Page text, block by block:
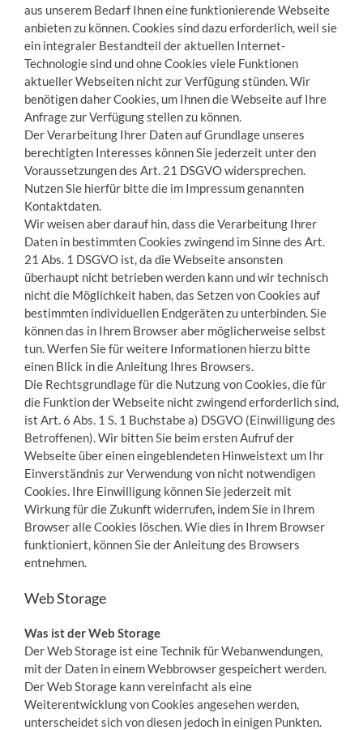
aus unserem Bedarf Ihnen eine funktionierende Webseite
anbieten zu können. Cookies sind dazu erforderlich, weil sie
ein integraler Bestandteil der aktuellen Internet-
Technologie sind und ohne Cookies viele Funktionen
aktueller Webseiten nicht zur Verfügung stünden. Wir
benötigen daher Cookies, um Ihnen die Webseite auf Ihre
Anfrage zur Verfügung stellen zu können.
Der Verarbeitung Ihrer Daten auf Grundlage unseres
berechtigten Interesses können Sie jederzeit unter den
Voraussetzungen des Art. 21 DSGVO widersprechen.
Nutzen Sie hierfür bitte die im Impressum genannten
Kontaktdaten.
Wir weisen aber darauf hin, dass die Verarbeitung Ihrer
Daten in bestimmten Cookies zwingend im Sinne des Art.
21 Abs. 1 DSGVO ist, da die Webseite ansonsten
überhaupt nicht betrieben werden kann und wir technisch
nicht die Möglichkeit haben, das Setzen von Cookies auf
bestimmten individuellen Endgeräten zu unterbinden. Sie
können das in Ihrem Browser aber möglicherweise selbst
tun. Werfen Sie für weitere Informationen hierzu bitte
einen Blick in die Anleitung Ihres Browsers.
Die Rechtsgrundlage für die Nutzung von Cookies, die für
die Funktion der Webseite nicht zwingend erforderlich sind,
ist Art. 6 Abs. 1 S. 1 Buchstabe a) DSGVO (Einwilligung des
Betroffenen). Wir bitten Sie beim ersten Aufruf der
Webseite über einen eingeblendeten Hinweistext um Ihr
Einverständnis zur Verwendung von nicht notwendigen
Cookies. Ihre Einwilligung können Sie jederzeit mit
Wirkung für die Zukunft widerrufen, indem Sie in Ihrem
Browser alle Cookies löschen. Wie dies in Ihrem Browser
funktioniert, können Sie der Anleitung des Browsers
entnehmen.
Web Storage
Was ist der Web Storage
Der Web Storage ist eine Technik für Webanwendungen,
mit der Daten in einem Webbrowser gespeichert werden.
Der Web Storage kann vereinfacht als eine
Weiterentwicklung von Cookies angesehen werden,
unterscheidet sich von diesen jedoch in einigen Punkten.